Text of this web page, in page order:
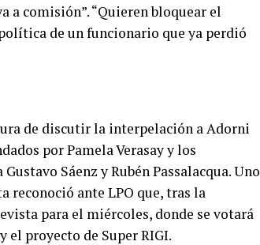
a comisión”. “Quieren bloquear el
de un funcionario que ya perdió
de discutir la interpelación a Adorni
por Pamela Verasay y los
Sáenz y Rubén Passalacqua. Uno
reconoció ante LPO que, tras la
para el miércoles, donde se votará
proyecto de Super RIGI.